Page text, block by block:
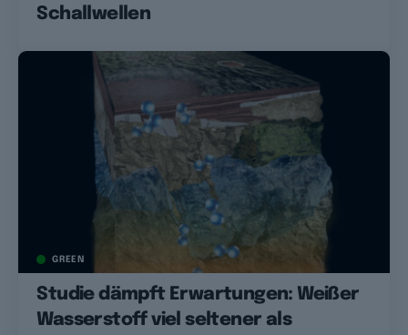
Schallwellen
GREEN
Studie dämpft Erwartungen: Weißer
Wasserstoff viel seltener als